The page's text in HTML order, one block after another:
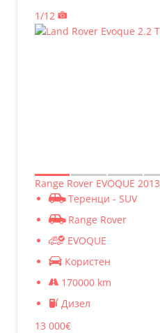
1/12
Range Rover EVOQUE 2013
Теренци - SUV
Range Rover
EVOQUE
Користен
170000 km
Дизел
13 000€